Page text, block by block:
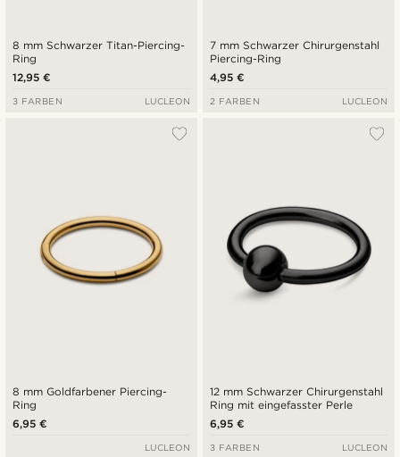
8 mm Schwarzer Titan-Piercing-
Ring
12,95 €
3 FARBEN LUCLEON
7 mm Schwarzer Chirurgenstahl
Piercing-Ring
4,95 €
2 FARBEN LUCLEON
8 mm Goldfarbener Piercing-
Ring
6,95 €
LUCLEON
12 mm Schwarzer Chirurgenstahl
Ring mit eingefasster Perle
6,95 €
3 FARBEN LUCLEON